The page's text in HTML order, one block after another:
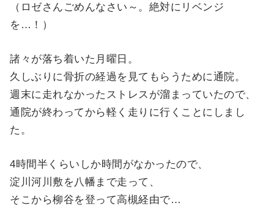
（ロゼさんごめんなさい～。絶対にリベンジ
を…！）
諸々が落ち着いた月曜日。
久しぶりに骨折の経過を見てもらうために通院。
週末に走れなかったストレスが溜まっていたので、
通院が終わってから軽く走りに行くことにしまし
た。
4時間半くらいしか時間がなかったので、
淀川河川敷を八幡まで走って、
そこから柳谷を登って高槻経由で…